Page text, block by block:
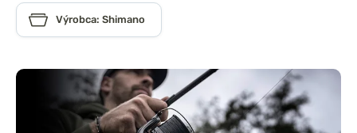
Výrobca: Shimano